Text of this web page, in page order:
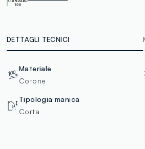
DETTAGLI TECNICI
Materiale
Cotone
Tipologia manica
Corta